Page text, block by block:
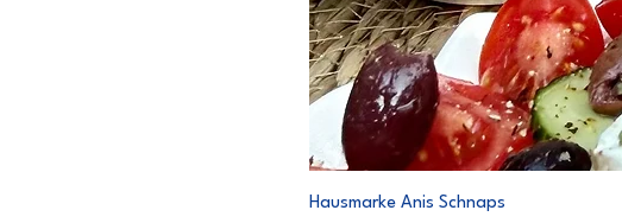
Hausmarke Anis Schnaps